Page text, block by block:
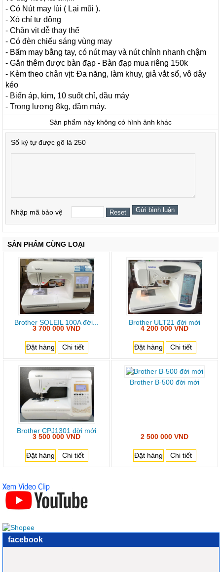
- Có Nút may lùi ( Lại mũi ).
- Xỏ chỉ tự động
- Chân vịt dễ thay thế
- Có đèn chiếu sáng vùng may
- Bấm may bằng tay, có nút may và nút chỉnh nhanh chậm
- Gắn thêm được bàn đạp - Bàn đạp mua riêng 150k
- Kèm theo chân vịt: Đa năng, làm khuy, giả vắt sổ, vô dây
kéo
- Biến áp, kim, 10 suốt chỉ, dầu máy
- Trọng lượng 8kg, đầm máy.
Sản phẩm này không có hình ảnh khác
Số ký tự được gõ là 250
Nhập mã bảo vệ
SẢN PHẨM CÙNG LOẠI
Brother SOLEIL 100A đời...
3 700 000 VND
Đặt hàng Chi tiết
Brother ULT21 đời mới
4 200 000 VND
Đặt hàng Chi tiết
Brother CPJ1301 đời mới
3 500 000 VND
Đặt hàng Chi tiết
Brother B-500 đời mới
2 500 000 VND
Đặt hàng Chi tiết
facebook